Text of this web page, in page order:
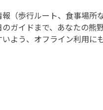
（歩行ルート、食事場所
ガイドまで、あなたの熊
よう、オフライン利用に